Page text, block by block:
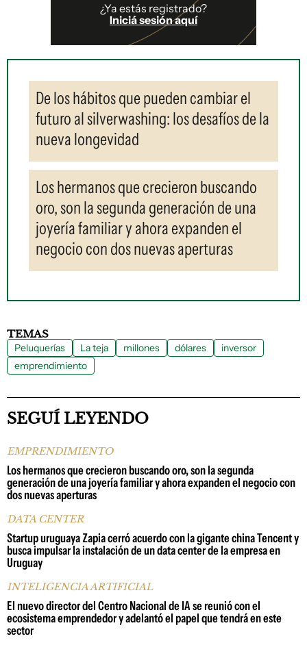
¿Ya estás registrado?
Iniciá sesión aquí
De los hábitos que pueden cambiar el
futuro al silverwashing: los desafíos de la
nueva longevidad
Los hermanos que crecieron buscando
oro, son la segunda generación de una
joyería familiar y ahora expanden el
negocio con dos nuevas aperturas
TEMAS
Peluquerías La teja millones dólares
inversor
emprendimiento
SEGUÍ LEYENDO
EMPRENDIMIENTO
Los hermanos que crecieron buscando oro, son la segunda
generación de una joyería familiar y ahora expanden el negocio con
dos nuevas aperturas
DATA CENTER
Startup uruguaya Zapia cerró acuerdo con la gigante china Tencent y
busca impulsar la instalación de un data center de la empresa en
Uruguay
INTELIGENCIA ARTIFICIAL
El nuevo director del Centro Nacional de IA se reunió con el
ecosistema emprendedor y adelantó el papel que tendrá en este
sector